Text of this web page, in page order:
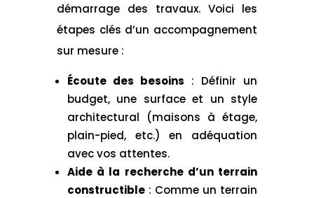
démarrage des travaux. Voici les
étapes clés d’un accompagnement
sur mesure :
Écoute des besoins : Définir un
budget, une surface et un style
architectural (maisons à étage,
plain-pied, etc.) en adéquation
avec vos attentes.
Aide à la recherche d’un terrain
constructible: Comme un terrain